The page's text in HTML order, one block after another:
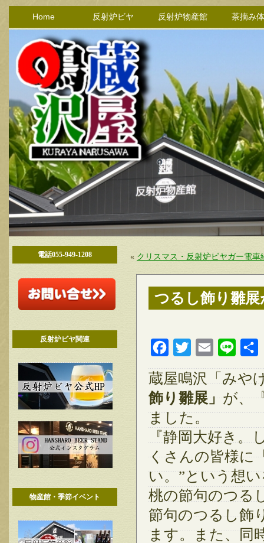
Home 反射炉ビヤ 反射炉物産館 茶摘み
電話055-949-1208
反射炉ビヤ関連
物産館・季節イベント
« クリスマス・反射炉ビヤガー電車
つるし飾り雛
FacebookTwitter Email Line
蔵屋鳴沢「みや
飾り雛展」が、
ました。
『静岡大好き
くさんの皆様に
い。”という想
桃の節句のつる
節句のつるし飾
ます。また、同